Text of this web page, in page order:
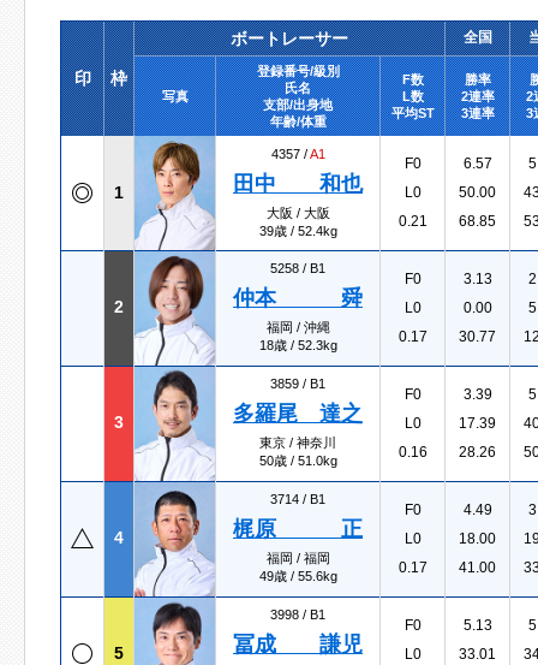
印 枠
ボートレーサー 全国
写真
登録番号/級別
氏名
支部/出身地
年齢/体重
F数
L数
平均ST
勝率
2連率
3連率
2
3
1
4357 /A1
田中 和也
大阪 / 大阪
39歳 / 52.4kg
F0
L0
0.21
6.57
50.00
68.85
2
5258 / B1
仲本 舜
福岡 / 沖縄
18歳 / 52.3kg
F0
L0
0.17
3.13
0.00
30.77
3
3859 / B1
多羅尾 達之
東京 / 神奈川
50歳 / 51.0kg
F0
L0
0.16
3.39
17.39
28.26
4
3714 / B1
梶原 正
福岡 / 福岡
49歳 / 55.6kg
F0
L0
0.17
4.49
18.00
41.00
5
3998 / B1
冨成 謙児
F0
L0
5.13
33.01